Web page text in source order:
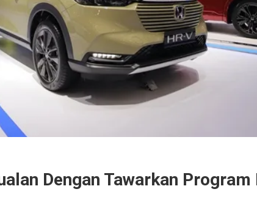
Dengan Tawarkan